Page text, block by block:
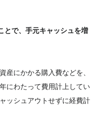
とで、手元キャッシュを増
産にかかる購入費などを、
にわたって費用計上してい
ッシュアウトせずに経費計